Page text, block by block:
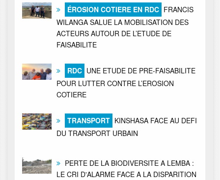
ÉROSION COTIERE EN RDC FRANCIS
WILANGA SALUE LA MOBILISATION DES
ACTEURS AUTOUR DE L’ETUDE DE
FAISABILITE
RDC UNE ETUDE DE PRE-FAISABILITE
POUR LUTTER CONTRE L’EROSION
COTIERE
TRANSPORT KINSHASA FACE AU DEFI
DU TRANSPORT URBAIN
PERTE DE LA BIODIVERSITE A LEMBA :
LE CRI D'ALARME FACE A LA DISPARITION